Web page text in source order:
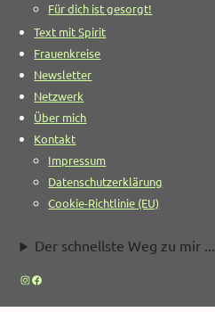
Für dich ist gesorgt!
Text mit Spirit
Frauenkreise
Newsletter
Netzwerk
Über mich
Kontakt
Impressum
Datenschutzerklärung
Cookie-Richtlinie (EU)
Der schnellste Weg zu mir ...
Instagram
Facebook